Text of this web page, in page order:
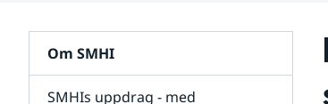
Om SMHI
SMHIs uppdrag - med